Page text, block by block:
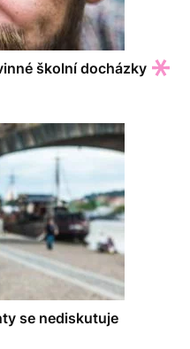
školní docházky
se nediskutuje